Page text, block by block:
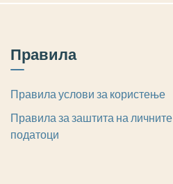
Правила
Правила услови за користење
Правила за заштита на личните
податоци